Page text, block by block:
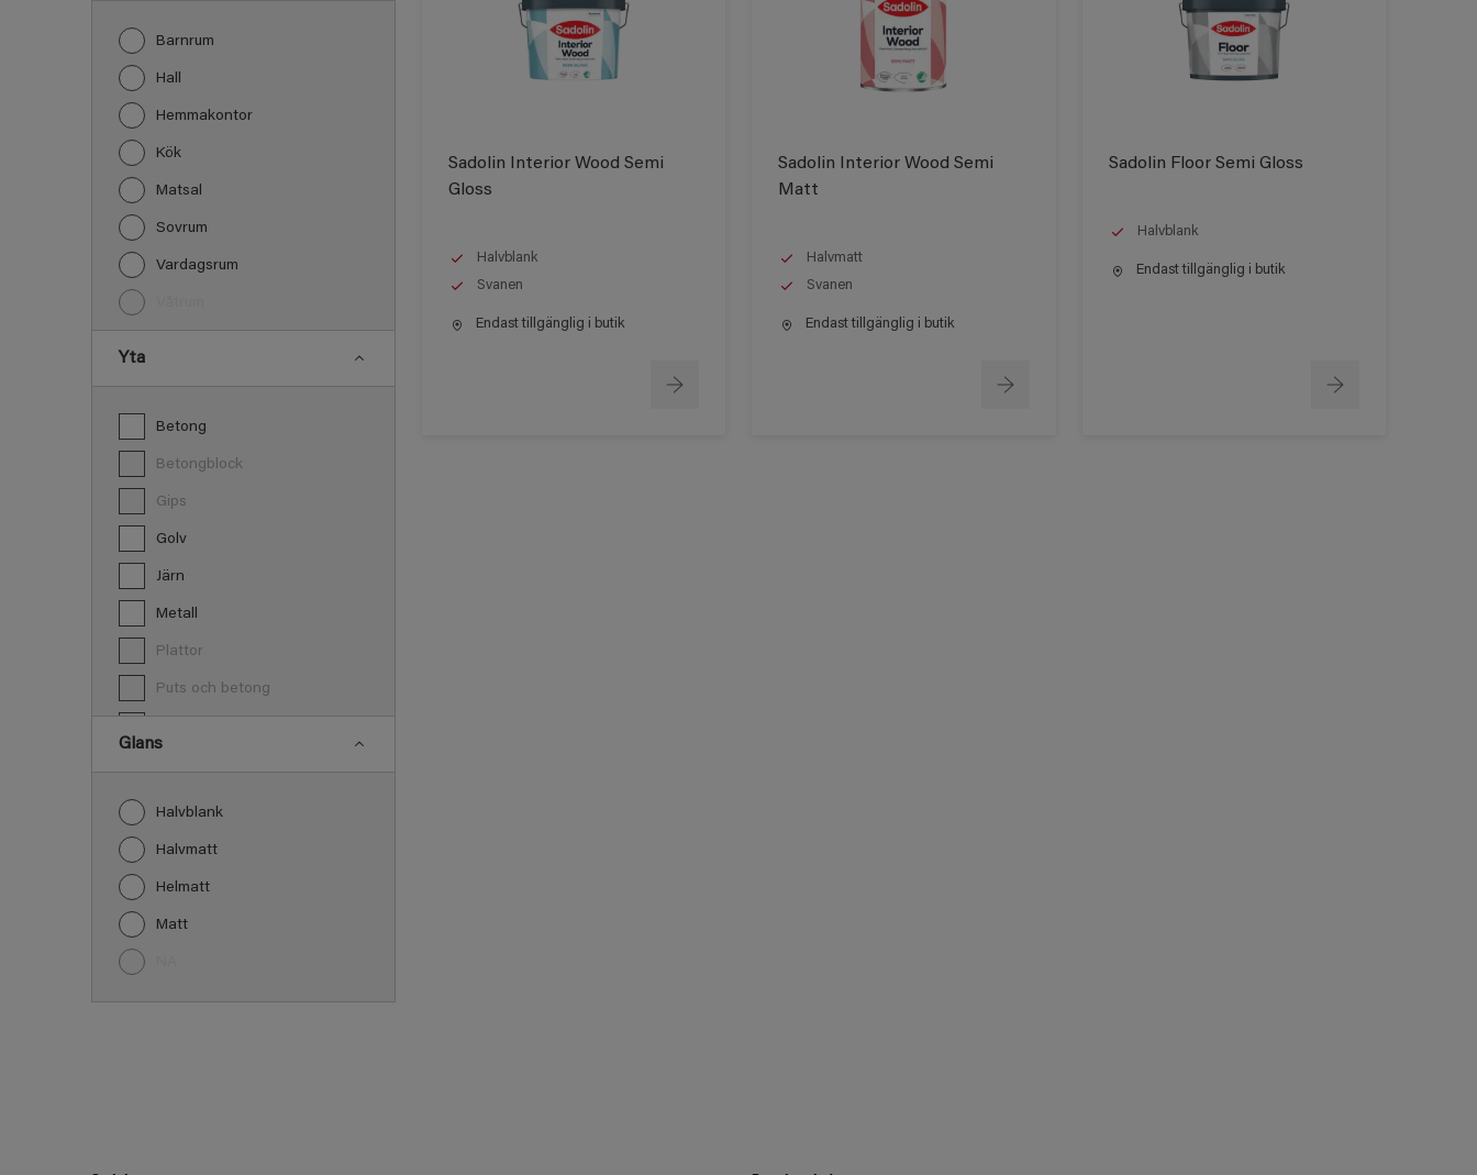
Barnrum
Hall
Hemmakontor
Kök
Matsal
Sovrum
Vardagsrum
Yta
Betong
Betongblock
Gips
Golv
Järn
Metall
Plattor
Puts och betong
Glans
Halvblank
Halvmatt
Helmatt
Matt
Sadolin Interior Wood Semi
Gloss
Halvblank
Svanen
Endast tillgänglig i butik
Sadolin Interior Wood Semi
Matt
Halvmatt
Svanen
Endast tillgänglig i butik
Sadolin Floor Semi Gloss
Halvblank
Endast tillgänglig i butik